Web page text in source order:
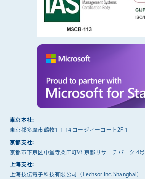
東京本社:
東京都多摩市鶴牧1-1-14 コージィーコート2F 1
京都支社:
京都市下京区中堂寺粟田町93 京都リサーチパーク 4号
上海支社:
上海技伝電子科技有限公司（Techsor Inc. Shanghai）